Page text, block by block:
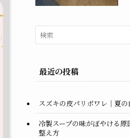
最近の投稿
スズキの皮パリポワレ｜夏
冷製スープの味がぼやける原
整え方